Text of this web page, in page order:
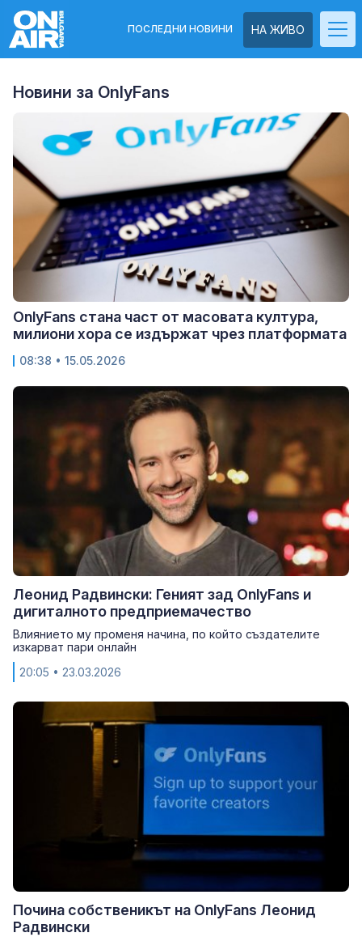
НА ЖИВО
ПОСЛЕДНИ НОВИНИ
Новини за OnlyFans
OnlyFans стана част от масовата култура,
милиони хора се издържат чрез платформата
08:38 • 15.05.2026
Леонид Радвински: Геният зад OnlyFans и
дигиталното предприемачество
Влиянието му променя начина, по който създателите
изкарват пари онлайн
20:05 • 23.03.2026
Почина собственикът на OnlyFans Леонид
Радвински